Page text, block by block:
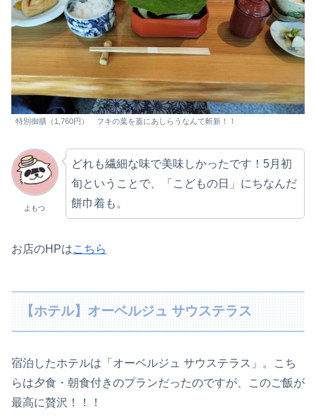
特別御膳（1,760円） フキの葉を蓋にあしらうなんて斬新！！
よもつ
どれも繊細な味で美味しかったです！5月初
旬ということで、「こどもの日」にちなんだ
餅巾着も。
お店のHPはこちら
【ホテル】オーベルジュ サウステラス
宿泊したホテルは「オーベルジュ サウステラス」。こち
らは夕食・朝食付きのプランだったのですが、このご飯が
最高に贅沢！！！